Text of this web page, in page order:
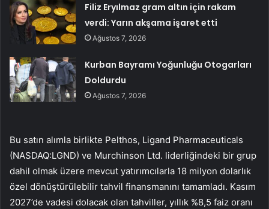
Filiz Eryılmaz gram altın için rakam
verdi: Yarın akşama işaret etti
Ağustos 7, 2026
Kurban Bayramı Yoğunluğu Otogarları
Doldurdu
Ağustos 7, 2026
Bu satın alımla birlikte Pelthos, Ligand Pharmaceuticals
(NASDAQ:LGND) ve Murchinson Ltd. liderliğindeki bir grup
dahil olmak üzere mevcut yatırımcılarla 18 milyon dolarlık
özel dönüştürülebilir tahvil finansmanını tamamladı. Kasım
2027’de vadesi dolacak olan tahviller, yıllık %8,5 faiz oranı